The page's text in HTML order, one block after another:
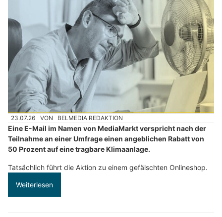
23.07.26 VON BELMEDIA REDAKTION
Eine E-Mail im Namen von MediaMarkt verspricht nach der
Teilnahme an einer Umfrage einen angeblichen Rabatt von
50 Prozent auf eine tragbare Klimaanlage.
Tatsächlich führt die Aktion zu einem gefälschten Onlineshop.
Weiterlesen